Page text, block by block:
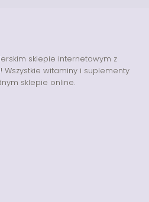
sklepie internetowym z
witaminy i suplementy
sklepie online.